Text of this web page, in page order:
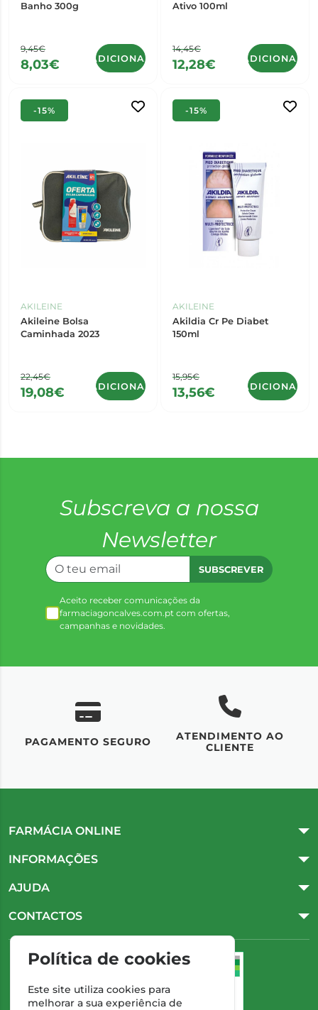
Banho 300g
9,45€
8,03€ ADICIONAR
Ativo 100ml
14,45€
12,28€ ADICIONAR
-15%
AKILEINE
Akileine Bolsa
Caminhada 2023
22,45€
19,08€ ADICIONAR
-15%
AKILEINE
Akildia Cr Pe Diabet
150ml
15,95€
13,56€ ADICIONAR
Subscreva a nossa
Newsletter
SUBSCREVER
Aceito receber comunicações da
farmaciagoncalves.com.pt com ofertas,
campanhas e novidades.
PAGAMENTO SEGURO
ATENDIMENTO AO
CLIENTE
FARMÁCIA ONLINE
INFORMAÇÕES
AJUDA
CONTACTOS
Política de cookies
Este site utiliza cookies para
melhorar a sua experiência de